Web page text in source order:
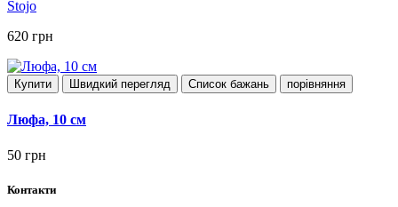
Stojo
620 грн
Купити Швидкий перегляд Список бажань порівняння
Люфа, 10 см
50 грн
Контакти